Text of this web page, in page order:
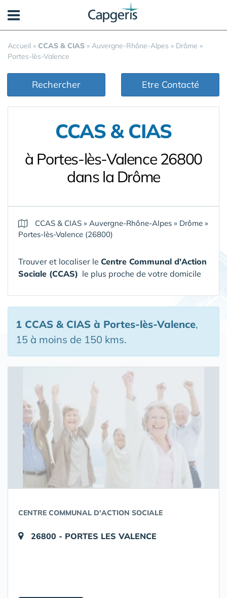
Accueil » CCAS & CIAS » Auvergne-Rhône-Alpes » Drôme »
Portes-lès-Valence
Rechercher Etre Contacté
CCAS & CIAS
à Portes-lès-Valence 26800
dans la Drôme
CCAS & CIAS » Auvergne-Rhône-Alpes » Drôme »
Portes-lès-Valence (26800)
Trouver et localiser le Centre Communal d'Action
Sociale (CCAS) le plus proche de votre domicile
1 CCAS & CIAS à Portes-lès-Valence,
15 à moins de 150 kms.
CENTRE COMMUNAL D'ACTION SOCIALE
26800 - PORTES LES VALENCE